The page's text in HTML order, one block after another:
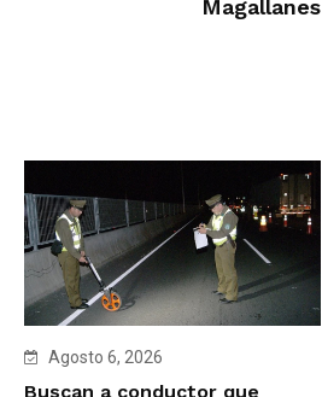
Magallanes
Agosto 6, 2026
Buscan a conductor que